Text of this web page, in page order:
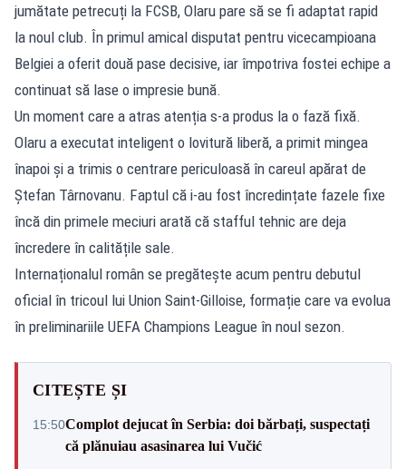
jumătate petrecuți la FCSB, Olaru pare să se fi adaptat rapid
la noul club. În primul amical disputat pentru vicecampioana
Belgiei a oferit două pase decisive, iar împotriva fostei echipe a
continuat să lase o impresie bună.
Un moment care a atras atenția s-a produs la o fază fixă.
Olaru a executat inteligent o lovitură liberă, a primit mingea
înapoi și a trimis o centrare periculoasă în careul apărat de
Ștefan Târnovanu. Faptul că i-au fost încredințate fazele fixe
încă din primele meciuri arată că stafful tehnic are deja
încredere în calitățile sale.
Internaționalul român se pregătește acum pentru debutul
oficial în tricoul lui Union Saint-Gilloise, formație care va evolua
în preliminariile UEFA Champions League în noul sezon.
CITEȘTE ȘI
15:50Complot dejucat în Serbia: doi bărbați, suspectați
că plănuiau asasinarea lui Vučić